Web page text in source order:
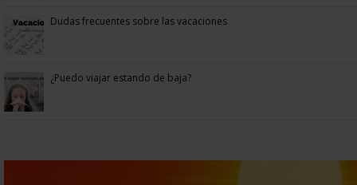
Dudas frecuentes sobre las vacaciones
¿Puedo viajar estando de baja?